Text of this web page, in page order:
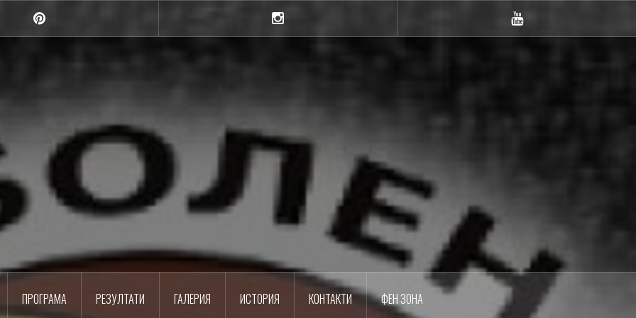
Шумен
Баскетболен клуб
ПРОГРАМА РЕЗУЛТАТИ ГАЛЕРИЯ ИСТОРИЯ КОНТАКТИ ФЕН ЗОНА